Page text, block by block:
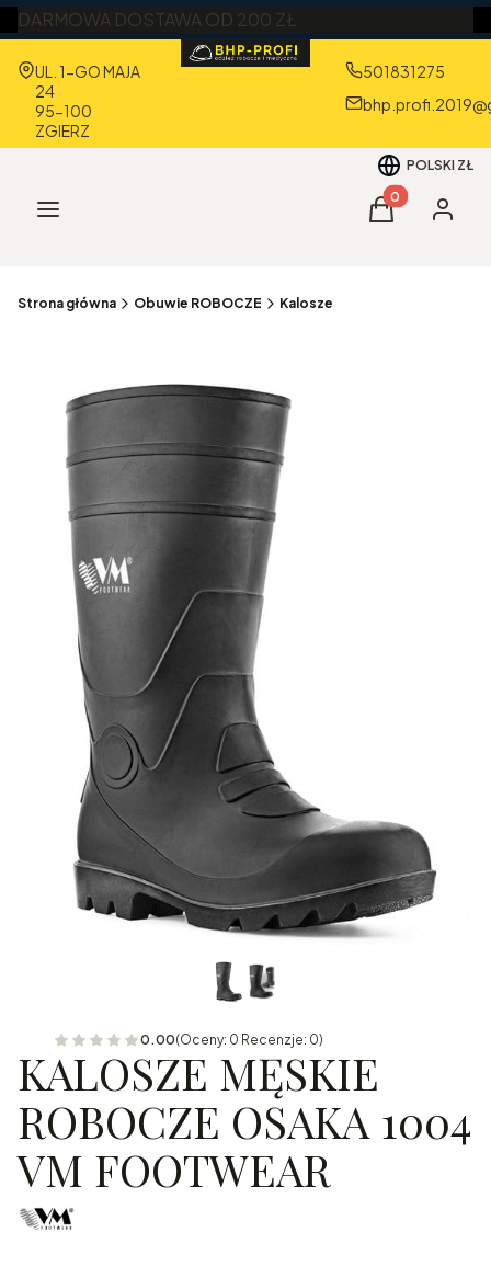
DARMOWA DOSTAWA OD 200 ZŁ
Adres:
UL. 1-GO MAJA
24
95-100
ZGIERZ
501831275
POLSKI ZŁ
Menu Produkty w
Koszyk
Strona główna Obuwie ROBOCZE Kalosze
0.00(Oceny: 0 Recenzje: 0)
KALOSZE MĘSKIE
ROBOCZE OSAKA 1004
VM FOOTWEAR